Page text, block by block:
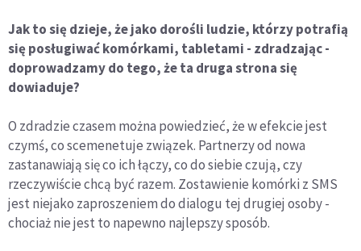
Jak to się dzieje, że jako dorośli ludzie, którzy potrafią
się posługiwać komórkami, tabletami - zdradzając -
doprowadzamy do tego, że ta druga strona się
dowiaduje?
O zdradzie czasem można powiedzieć, że w efekcie jest
czymś, co scemenetuje związek. Partnerzy od nowa
zastanawiają się co ich łączy, co do siebie czują, czy
rzeczywiście chcą być razem. Zostawienie komórki z SMS
jest niejako zaproszeniem do dialogu tej drugiej osoby -
chociaż nie jest to napewno najlepszy sposób.